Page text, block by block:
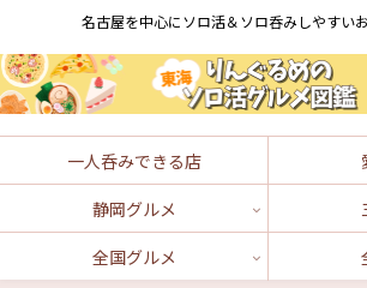
名古屋を中心にソロ活＆ソロ呑みしやすい
一人呑みできる店
静岡グルメ
全国グルメ